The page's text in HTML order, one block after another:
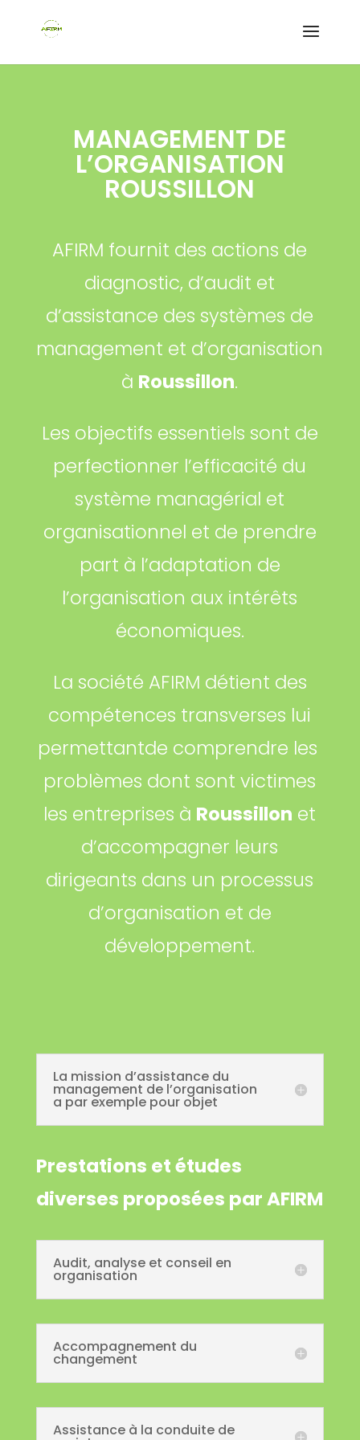
MANAGEMENT DE
L’ORGANISATION
ROUSSILLON
AFIRM fournit des actions de
diagnostic, d’audit et
d’assistance des systèmes de
management et d’organisation
à Roussillon.
Les objectifs essentiels sont de
perfectionner l’efficacité du
système managérial et
organisationnel et de prendre
part à l’adaptation de
l’organisation aux intérêts
économiques.
La société AFIRM détient des
compétences transverses lui
permettantde comprendre les
problèmes dont sont victimes
les entreprises à Roussillon et
d’accompagner leurs
dirigeants dans un processus
d’organisation et de
développement.
La mission d’assistance du
management de l’organisation
a par exemple pour objet
Prestations et études
diverses proposées par AFIRM
Audit, analyse et conseil en
organisation
Accompagnement du
changement
Assistance à la conduite de